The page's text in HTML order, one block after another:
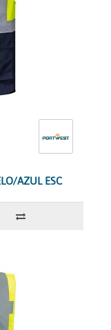
AZUL ESC